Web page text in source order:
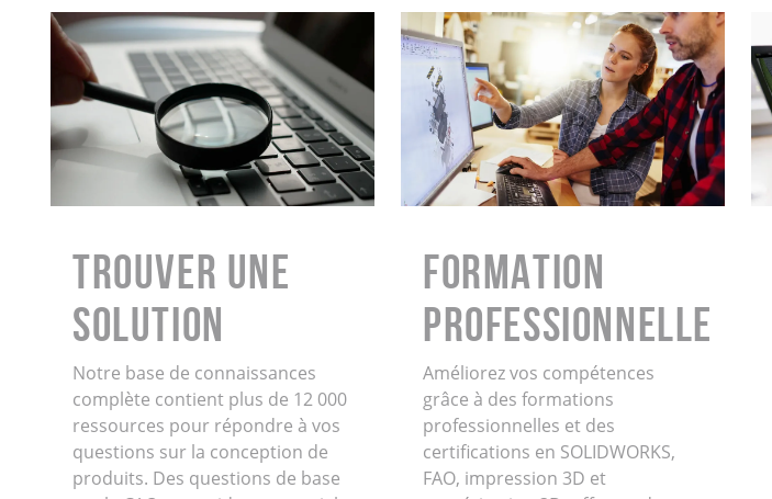
Trouver une
solution
Notre base de connaissances
complète contient plus de 12 000
ressources pour répondre à vos
questions sur la conception de
produits. Des questions de base
FORMATION
PROFESSIONNELLE
Améliorez vos compétences
grâce à des formations
professionnelles et des
certifications en SOLIDWORKS,
FAO, impression 3D et